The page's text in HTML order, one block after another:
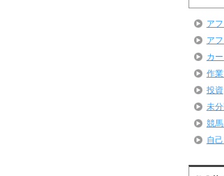
ア
ア
カ
作
投資
未
競
自